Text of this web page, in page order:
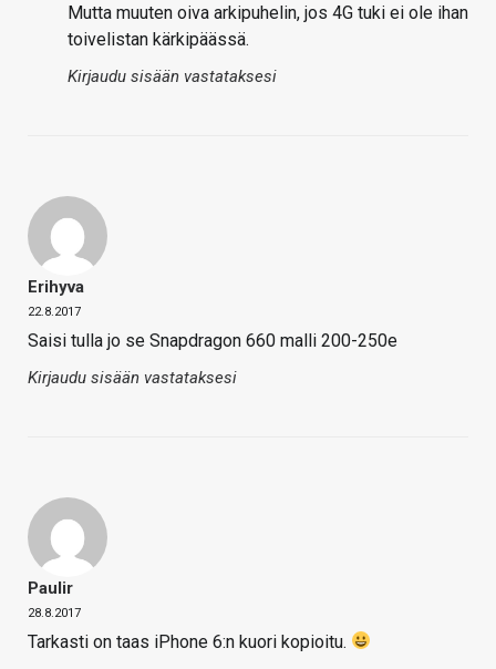
Mutta muuten oiva arkipuhelin, jos 4G tuki ei ole ihan
toivelistan kärkipäässä.
Kirjaudu sisään vastataksesi
Erihyva
22.8.2017
Saisi tulla jo se Snapdragon 660 malli 200-250e
Kirjaudu sisään vastataksesi
Paulir
28.8.2017
Tarkasti on taas iPhone 6:n kuori kopioitu.